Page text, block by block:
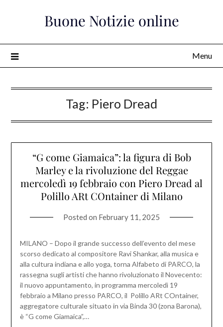
Buone Notizie online
Menu
Tag: Piero Dread
“G come Giamaica”: la figura di Bob
Marley e la rivoluzione del Reggae
mercoledì 19 febbraio con Piero Dread al
Polillo ARt COntainer di Milano
Posted on February 11, 2025
MILANO – Dopo il grande successo dell’evento del mese
scorso dedicato al compositore Ravi Shankar, alla musica e
alla cultura indiana e allo yoga, torna Alfabeto di PARCO, la
rassegna sugli artisti che hanno rivoluzionato il Novecento:
il nuovo appuntamento, in programma mercoledì 19
febbraio a Milano presso PARCO, il Polillo ARt COntainer,
aggregatore culturale situato in via Binda 30 (zona Barona),
è “G come Giamaica”,…